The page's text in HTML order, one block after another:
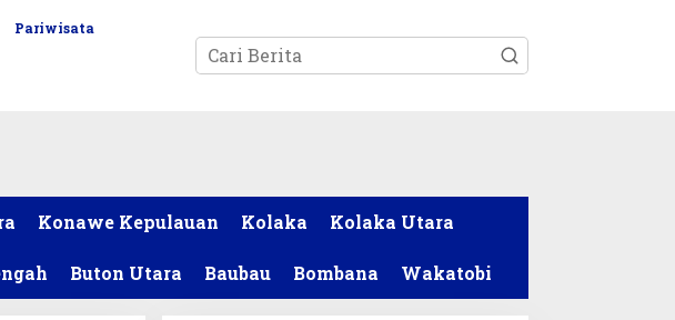
Pariwisata
Konawe Kepulauan Kolaka Kolaka Utara
Buton Utara Baubau Bombana Wakatobi